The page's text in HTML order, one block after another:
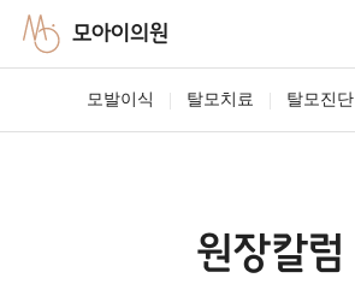
모아이의원
모발이식 | 탈모치료 | 탈모진단
원장칼럼